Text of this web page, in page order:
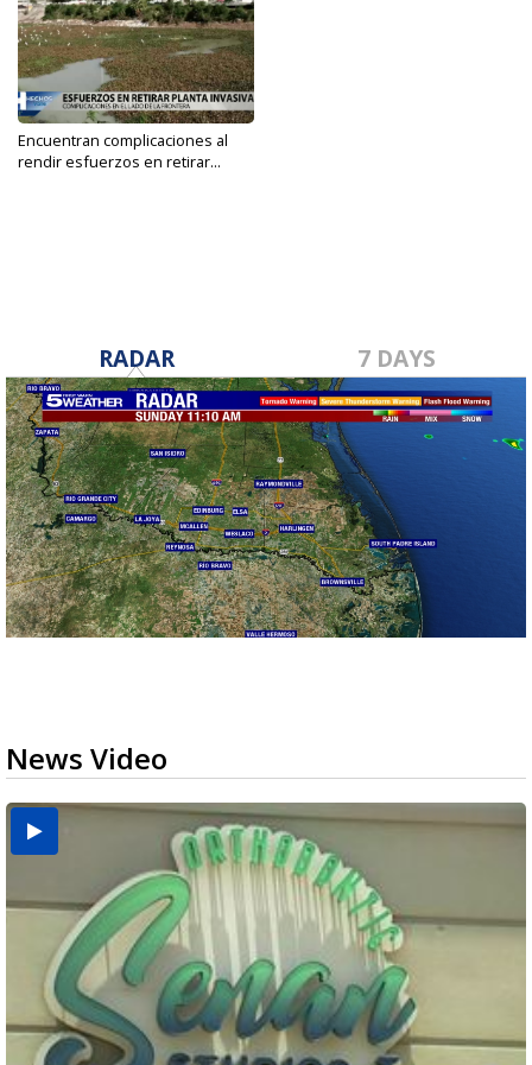
Encuentran complicaciones al
rendir esfuerzos en retirar...
RADAR 7 DAYS
News Video